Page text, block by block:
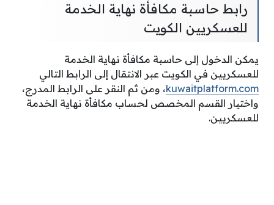
رابط حاسبة مكافأة نهاية الخدمة
للعسكريين الكويت
يمكن الدخول إلى حاسبة مكافأة نهاية الخدمة
للعسكريين في الكويت عبر الانتقال إلى الرابط التالي
kuwaitplatform.com، ومن ثم النقر على الرابط المدرج،
واختيار القسم المخصص لحساب مكافأة نهاية الخدمة
للعسكريين.